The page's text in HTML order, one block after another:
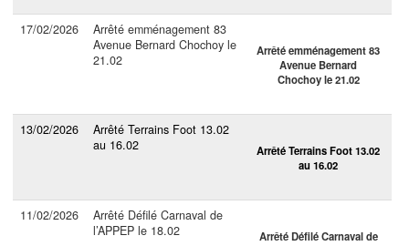
17/02/2026
Arrêté emménagement 83
Avenue Bernard Chochoy le
21.02
Arrêté emménagement 83
Avenue Bernard
Chochoy le 21.02
13/02/2026
Arrêté Terrains Foot 13.02
au 16.02
Arrêté Terrains Foot 13.02
au 16.02
11/02/2026
Arrêté Défilé Carnaval de
l’APPEP le 18.02
Arrêté Défilé Carnaval de